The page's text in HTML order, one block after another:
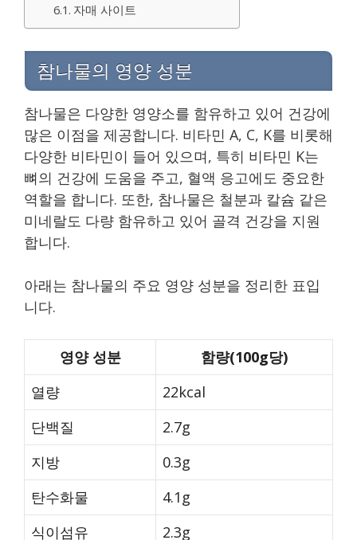
자매 사이트
참나물의 영양 성분
참나물은 다양한 영양소를 함유하고 있어 건강에
많은 이점을 제공합니다. 비타민 A, C, K를 비롯해
다양한 비타민이 들어 있으며, 특히 비타민 K는
뼈의 건강에 도움을 주고, 혈액 응고에도 중요한
역할을 합니다. 또한, 참나물은 철분과 칼슘 같은
미네랄도 다량 함유하고 있어 골격 건강을 지원
합니다.
아래는 참나물의 주요 영양 성분을 정리한 표입
니다.
영양 성분
함량(100g당)
열량
22kcal
단백질
2.7g
지방
0.3g
탄수화물
4.1g
식이섬유
2.3g